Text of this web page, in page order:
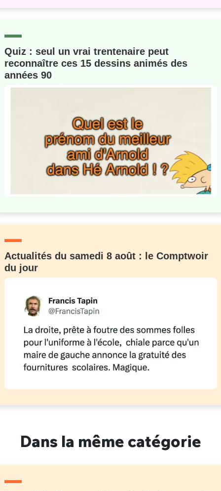
Quiz : seul un vrai trentenaire peut
reconnaître ces 15 dessins animés des
années 90
Actualités du samedi 8 août : le Comptwoir
du jour
Dans la même catégorie